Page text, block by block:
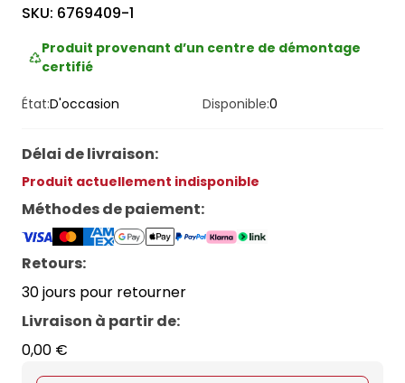
SKU: 6769409-1
Produit provenant d’un centre de démontage
certifié
État:D'occasion Disponible:0
Délai de livraison:
Produit actuellement indisponible
Méthodes de paiement:
Retours:
30 jours pour retourner
Livraison à partir de:
0,00 €